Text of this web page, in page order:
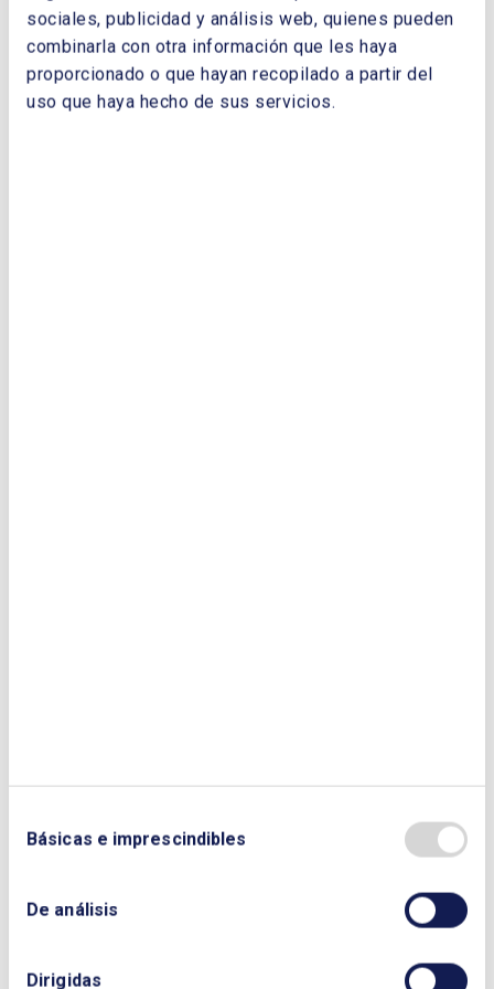
sociales, publicidad y análisis web, quienes pueden
combinarla con otra información que les haya
proporcionado o que hayan recopilado a partir del
uso que haya hecho de sus servicios.
Básicas e imprescindibles
De análisis
Dirigidas
Descargar Libro:MEMORIA 2015
NOMBRE Y APELLIDOS: